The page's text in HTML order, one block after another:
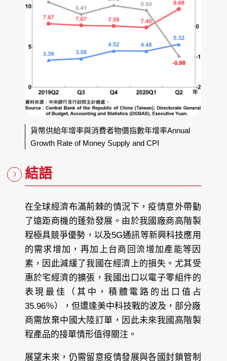
貨幣供給年增率與消費者物價指數年增率Annual
Growth Rate of Money Supply and CPI
結語
在全球經濟布滿荊棘的情況下，疫情意外帶動
了遠距商機的蓬勃發展。由於我國廠商高階製
程極具競爭優勢，以及5G通訊等新興科技應用
的需求增加，再加上台商回流增加產能等因
素，因此減緩了我國在經濟上的損失。尤其受
惠於宅經濟的擴張，我國出口以電子零組件的
表現最佳（其中，積體電路的出口值占
35.96％），但遭逢美中科技戰的波及，部分廠
商需放棄中國大陸訂單，因此未來我國高階製
程產品的接單情形值得關注。
展望未來，仍需留意疫情發展與各國封鎖管制